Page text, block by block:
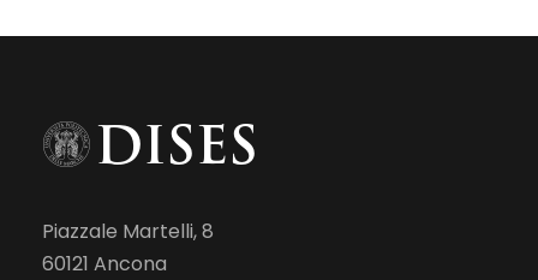
Piazzale Martelli, 8
60121 Ancona